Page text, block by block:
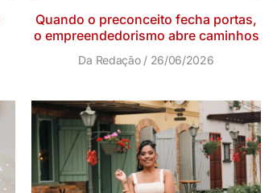
Quando o preconceito fecha portas,
o empreendedorismo abre caminhos
Da Redação 26/06/2026